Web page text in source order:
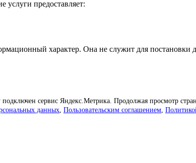
предоставляет:
характер. Она не служит для постановки
сервис Яндекс.Метрика. Продолжая просмотр
данных Пользовательским соглашением